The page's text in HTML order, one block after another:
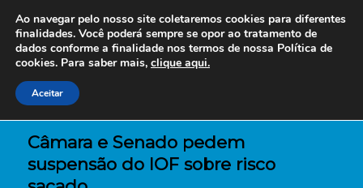
Câmara e Senado pedem
suspensão do IOF sobre risco
Ao navegar pelo nosso site coletaremos cookies para diferentes
finalidades. Você poderá sempre se opor ao tratamento de
dados conforme a finalidade nos termos de nossa Política de
cookies. Para saber mais, clique aqui.
Aceitar